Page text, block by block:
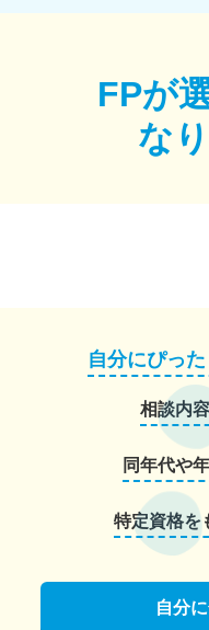
FPが
な
自分にぴっ
相談内
同年代や
特定資格を
自分